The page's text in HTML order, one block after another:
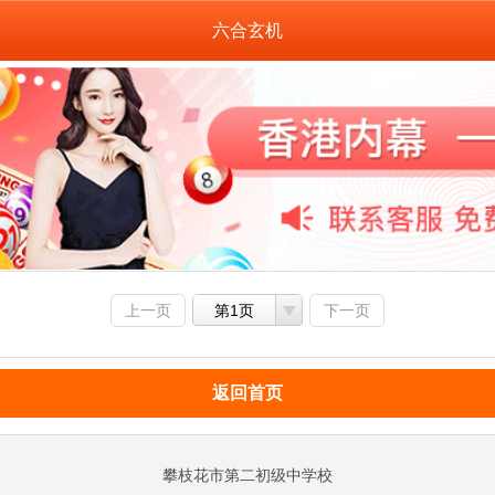
六合玄机
上一页 第1页 下一页
返回首页
攀枝花市第二初级中学校